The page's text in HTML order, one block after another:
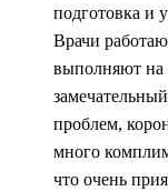
подготовка и
Врачи
выполняют на
проблем,
много
что очень